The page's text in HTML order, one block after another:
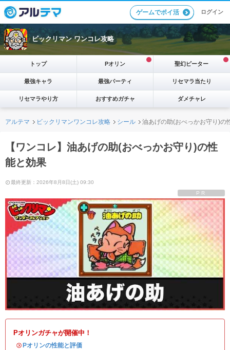
ゲームでポイ活 ログイン
ビックリマン ワンコレ攻略
トップ Pオリン 聖幻ピーター
最強キャラ 最強パーティ リセマラ当たり
リセマラやり方 おすすめガチャ ダメチャレ
アルテマ ビックリマンワンコレ攻略 シール 油あげの助(おべっかお守り)の
【ワンコレ】油あげの助(おべっかお守り)の性
能と効果
最終更新：2026年8月8日(土) 09:30
PR
Pオリンガチャが開催中！
・Pオリンの性能と評価